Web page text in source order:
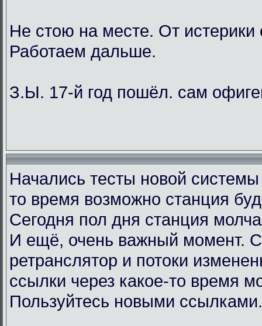
Не стою на месте. От истерики
Работаем дальше.
З.Ы. 17-й год пошёл. сам
Начались тесты новой
то время возможно станция
Сегодня пол дня станция
И ещё, очень важный момент.
ретранслятор и потоки
ссылки через какое-то время
Пользуйтесь новыми ссылками.